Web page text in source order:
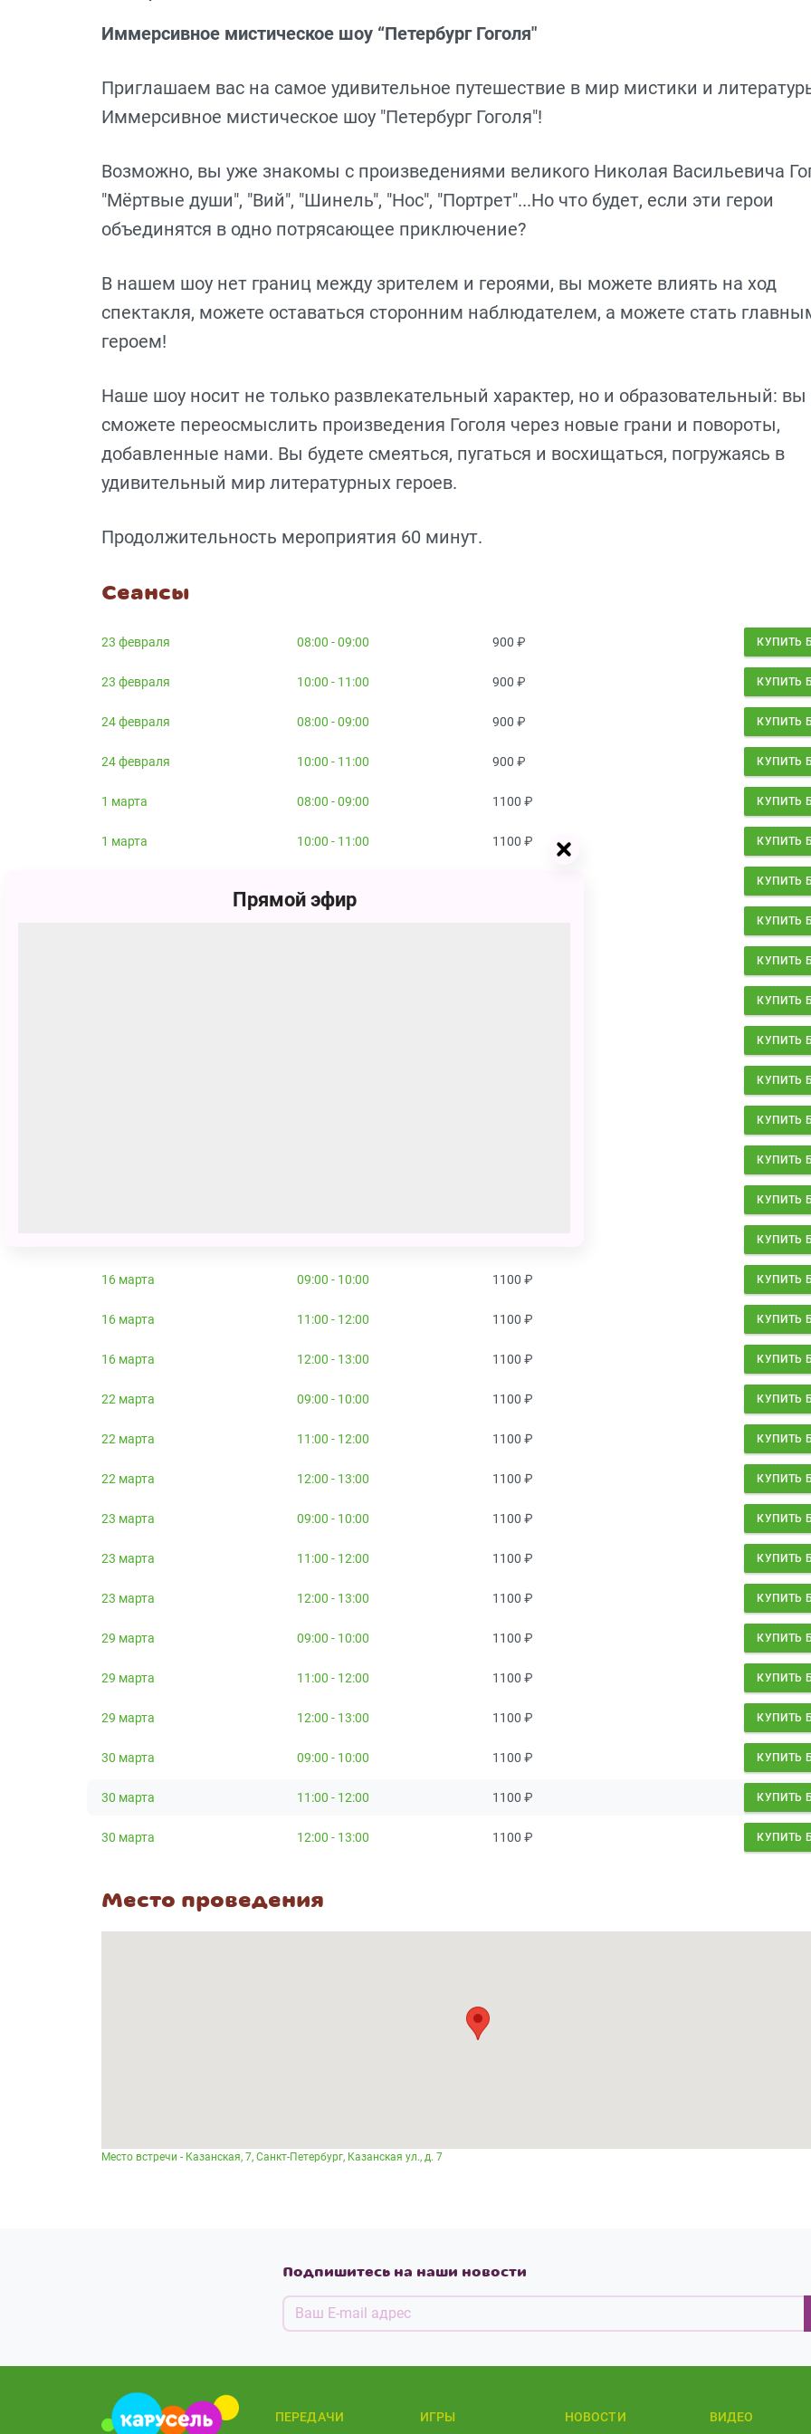
Иммерсивное мистическое шоу “Петербург Гоголя"
Приглашаем вас на самое удивительное путешествие в мир мистики и
Иммерсивное мистическое шоу "Петербург Гоголя"!
Возможно, вы уже знакомы с произведениями великого Николая Васильевича
"Мёртвые души", "Вий", "Шинель", "Нос", "Портрет"...Но что будет, если эти герои
объединятся в одно потрясающее приключение?
В нашем шоу нет границ между зрителем и героями, вы можете влиять на ход
спектакля, можете оставаться сторонним наблюдателем, а можете стать
героем!
Наше шоу носит не только развлекательный характер, но и образовательный: вы
сможете переосмыслить произведения Гоголя через новые грани и повороты,
добавленные нами. Вы будете смеяться, пугаться и восхищаться, погружаясь в
удивительный мир литературных героев.
Продолжительность мероприятия 60 минут.
Сеансы
23 февраля 08:00 - 09:00 900 ₽ КУПИТЬ
23 февраля 10:00 - 11:00 900 ₽ КУПИТЬ
24 февраля 08:00 - 09:00 900 ₽ КУПИТЬ
24 февраля 10:00 - 11:00 900 ₽ КУПИТЬ
1 марта 08:00 - 09:00 1100 ₽ КУПИТЬ
1 марта 10:00 - 11:00 1100 ₽ КУПИТЬ
КУПИТЬ
КУПИТЬ
КУПИТЬ
КУПИТЬ
КУПИТЬ
КУПИТЬ
КУПИТЬ
КУПИТЬ
КУПИТЬ
КУПИТЬ
16 марта 09:00 - 10:00 1100 ₽ КУПИТЬ
16 марта 11:00 - 12:00 1100 ₽ КУПИТЬ
16 марта 12:00 - 13:00 1100 ₽ КУПИТЬ
22 марта 09:00 - 10:00 1100 ₽ КУПИТЬ
22 марта 11:00 - 12:00 1100 ₽ КУПИТЬ
22 марта 12:00 - 13:00 1100 ₽ КУПИТЬ
23 марта 09:00 - 10:00 1100 ₽ КУПИТЬ
23 марта 11:00 - 12:00 1100 ₽ КУПИТЬ
23 марта 12:00 - 13:00 1100 ₽ КУПИТЬ
29 марта 09:00 - 10:00 1100 ₽ КУПИТЬ
29 марта 11:00 - 12:00 1100 ₽ КУПИТЬ
29 марта 12:00 - 13:00 1100 ₽ КУПИТЬ
30 марта 09:00 - 10:00 1100 ₽ КУПИТЬ
30 марта 11:00 - 12:00 1100 ₽ КУПИТЬ
30 марта 12:00 - 13:00 1100 ₽ КУПИТЬ
Место проведения
Место встречи - Казанская, 7, Санкт-Петербург, Казанская ул., д. 7
Подпишитесь на наши новости
ПЕРЕДАЧИ ИГРЫ НОВОСТИ ВИДЕО
Прямой эфир